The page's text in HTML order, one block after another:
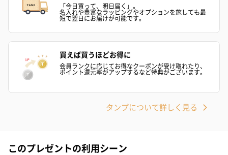
「今日買って、明日届く」。
名入れや豊富なラッピングやオプションを施しても最
短で翌日にお届けが可能です。
買えば買うほどお得に
会員ランクに応じてお得なクーポンが受け取れたり、
ポイント還元率がアップするなど特典がございます。
タンプについて詳しく見る
このプレゼントの利用シーン